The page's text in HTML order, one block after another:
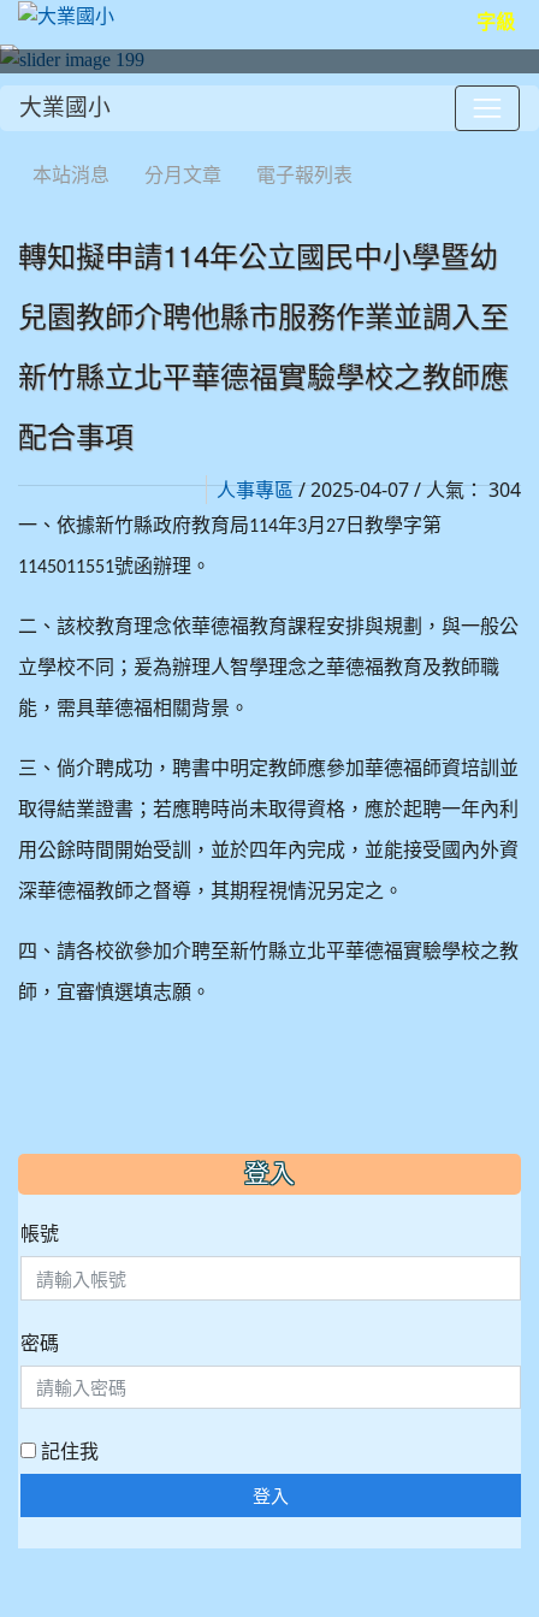
字級
大業國小
本站消息 分月文章 電子報列表
轉知擬申請114年公立國民中小學暨幼
兒園教師介聘他縣市服務作業並調入至
新竹縣立北平華德福實驗學校之教師應
配合事項
人事專區/ 2025-04-07 / 人氣： 304
一、依據新竹縣政府教育局114年3月 27 日教學字第
1145011551號函辦理。
二、該校教育理念依華德福教育課程安排與規劃，與一般公
立學校不同；爰為辦理人智學理念之華德福教育及教師職
能，需具華德福相關背景。
三、倘介聘成功，聘書中明定教師應參加華德福師資培訓並
取得結業證書；若應聘時尚未取得資格，應於起聘一年內利
用公餘時間開始受訓，並於四年內完成，並能接受國內外資
深華德福教師之督導，其期程視情況另定之。
四、請各校欲參加介聘至新竹縣立北平華德福實驗學校之教
師，宜審慎選填志願。
::: 登入
帳號
密碼
記住我
登入